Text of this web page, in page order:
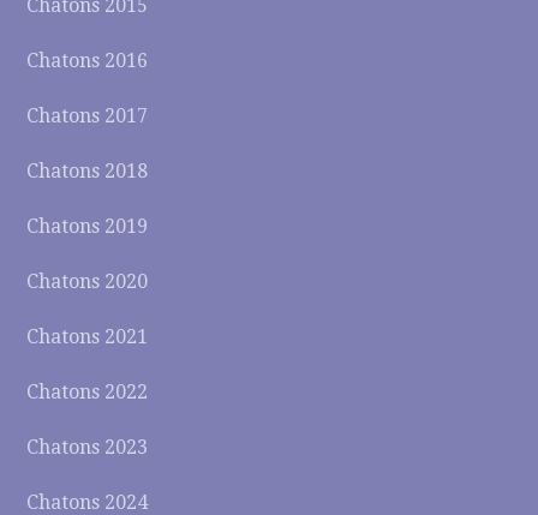
Chatons 2015
Chatons 2016
Chatons 2017
Chatons 2018
Chatons 2019
Chatons 2020
Chatons 2021
Chatons 2022
Chatons 2023
Chatons 2024